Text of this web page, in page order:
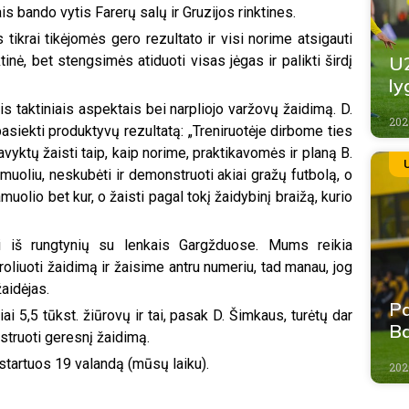
bando vytis Farerų salų ir Gruzijos rinktines.
tikrai tikėjomės gero rezultato ir visi norime atsigauti
bet stengsimės atiduoti visas jėgas ir palikti širdį
taktiniais aspektais bei narpliojo varžovų žaidimą. D.
produktyvų rezultatą: „Treniruotėje dirbome ties
žaisti taip, kaip norime, praktikavomės ir planą B.
neskubėti ir demonstruoti akiai gražų futbolą, o
bet kur, o žaisti pagal tokį žaidybinį braižą, kurio
rungtynių su lenkais Gargžduose. Mums reikia
žaidimą ir žaisime antru numeriu, tad manau, jog
5,5 tūkst. žiūrovų ir tai, pasak D. Šimkaus, turėtų dar
geresnį žaidimą.
19 valandą (mūsų laiku).